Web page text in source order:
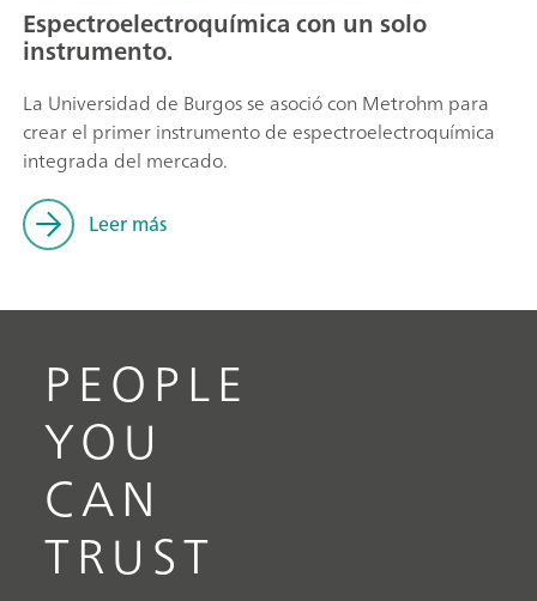
Espectroelectroquímica con un solo
instrumento.
La Universidad de Burgos se asoció con Metrohm para
crear el primer instrumento de espectroelectroquímica
integrada del mercado.
Leer más
PEOPLE
YOU
CAN
TRUST